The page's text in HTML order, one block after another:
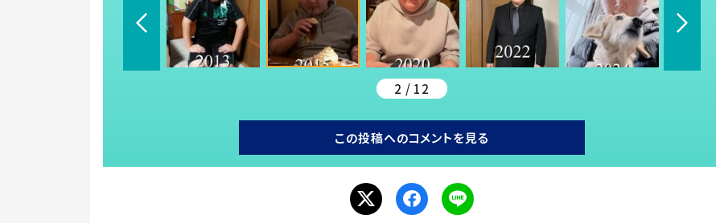
2 / 12
この投稿へのコメントを見る